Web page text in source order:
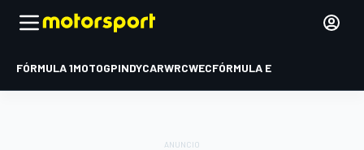
FÓRMULA 1MOTOGPINDYCARWRCWECFÓRMULA E